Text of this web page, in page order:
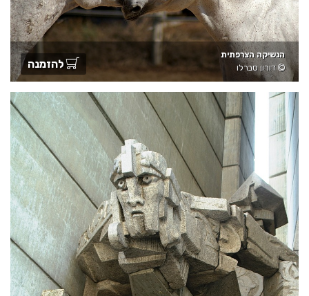
הנשיקה הצרפתית
דורון סברלו
להזמנה